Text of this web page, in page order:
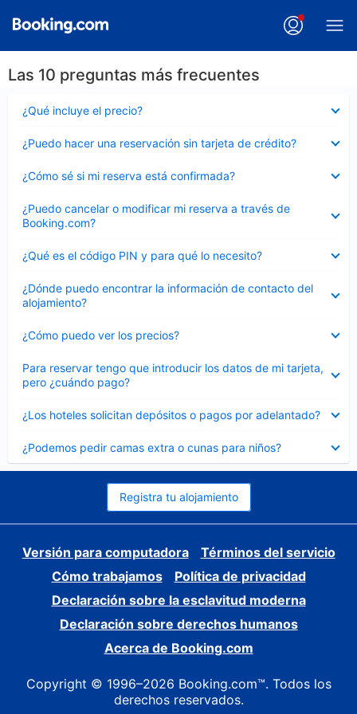
Las 10 preguntas más frecuentes
¿Qué incluye el precio?
cerrado
¿Puedo hacer una reservación sin tarjeta de crédito?
cerrado
¿Cómo sé si mi reserva está confirmada?
cerrado
¿Puedo cancelar o modificar mi reserva a través de
Booking.com?
cerrado
¿Qué es el código PIN y para qué lo necesito?
cerrado
¿Dónde puedo encontrar la información de contacto del
alojamiento?
cerrado
¿Cómo puedo ver los precios?
cerrado
Para reservar tengo que introducir los datos de mi tarjeta,
pero ¿cuándo pago?
cerrado
¿Los hoteles solicitan depósitos o pagos por adelantado?
cerrado
¿Podemos pedir camas extra o cunas para niños?
cerrado
Registra tu alojamiento
Versión para computadora
Términos del servicio
Cómo trabajamos
Política de privacidad
Declaración sobre la esclavitud moderna
Declaración sobre derechos humanos
Acerca de Booking.com
Copyright © 1996–2026 Booking.com™. Todos los
derechos reservados.